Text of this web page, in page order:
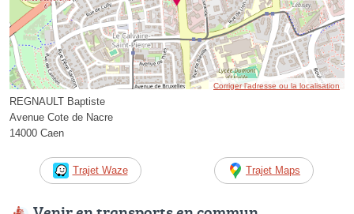
Corriger l’adresse ou la localisation
REGNAULT Baptiste
Avenue Cote de Nacre
14000 Caen
Trajet Waze Trajet Maps